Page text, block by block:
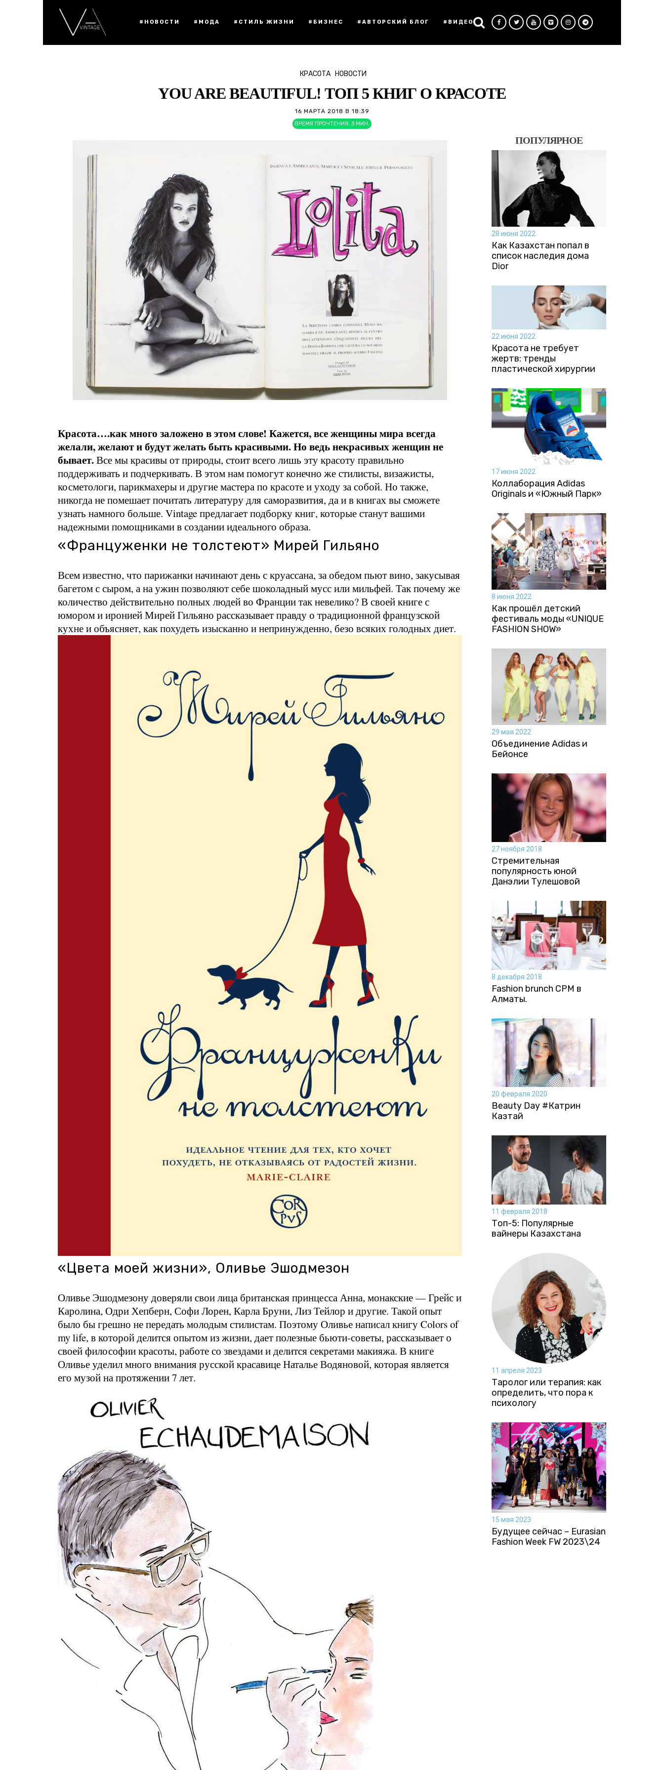
#НОВОСТИ #МОДА #СТИЛЬ ЖИЗНИ #БИЗНЕС #АВТОРСКИЙ БЛОГ #ВИДЕО
КРАСОТА НОВОСТИ
YOU ARE BEAUTIFUL! ТОП 5 КНИГ О КРАСОТЕ
16 МАРТА 2018 В 18:39
ВРЕМЯ ПРОЧТЕНИЯ: 3 МИН.
Красота….как много заложено в этом слове! Кажется, все женщины мира всегда
желали, желают и будут желать быть красивыми. Но ведь некрасивых женщин не
бывает.Все мы красивы от природы, стоит всего лишь эту красоту правильно
поддерживать и подчеркивать. В этом нам помогут конечно же стилисты, визажисты,
косметологи, парикмахеры и другие мастера по красоте и уходу за собой. Но также,
никогда не помешает почитать литературу для саморазвития, да и в книгах вы сможете
узнать намного больше. Vintage предлагает подборку книг, которые станут вашими
надежными помощниками в создании идеального образа.
«Француженки не толстеют» Мирей Гильяно
Всем известно, что парижанки начинают день с круассана, за обедом пьют вино, закусывая
багетом с сыром, а на ужин позволяют себе шоколадный мусс или мильфей. Так почему же
количество действительно полных людей во Франции так невелико? В своей книге с
юмором и иронией Мирей Гильяно рассказывает правду о традиционной французской
кухне и объясняет, как похудеть изысканно и непринужденно, безо всяких голодных диет.
«Цвета моей жизни», Оливье Эшодмезон
Оливье Эшодмезону доверяли свои лица британская принцесса Анна, монакские — Грейс и
Каролина, Одри Хепберн, Софи Лорен, Карла Бруни, Лиз Тейлор и другие. Такой опыт
было бы грешно не передать молодым стилистам. Поэтому Оливье написал книгу Colors of
my life, в которой делится опытом из жизни, дает полезные бьюти-советы, рассказывает о
своей философии красоты, работе со звездами и делится секретами макияжа. В книге
Оливье уделил много внимания русской красавице Наталье Водяновой, которая является
его музой на протяжении 7 лет.
ПОПУЛЯРНОЕ
28 июня 2022
Как Казахстан попал в
список наследия дома
Dior
22 июня 2022
Красота не требует
жертв: тренды
пластической хирургии
17 июня 2022
Коллаборация Аdidas
Originals и «Южный Парк»
8 июня 2022
Как прошёл детский
фестиваль моды «UNIQUE
FASHION SHOW»
29 мая 2022
Объединение Adidas и
Бейонсе
27 ноября 2018
Стремительная
популярность юной
Данэлии Тулешовой
8 декабря 2018
Fashion brunch CPM в
Алматы.
20 февраля 2020
Beauty Day #Катрин
Казтай
11 февраля 2018
Топ-5: Популярные
вайнеры Казахстана
11 апреля 2023
Таролог или терапия: как
определить, что пора к
психологу
15 мая 2023
Будущее сейчас – Eurasian
Fashion Week FW 2023\24